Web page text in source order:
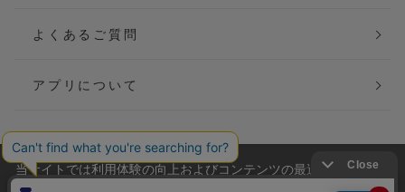
よくあるご質問
アプリについて
会社概要
当サイトでは利用体験の向上およびコンテンツの最適な提供、ト
ラフィックの分析を目的としてCookieを使用しています。